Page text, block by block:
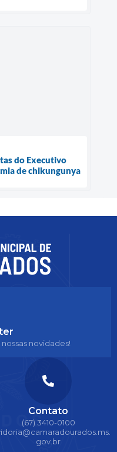
do Executivo
de chikungunya
novidades!
Contato
(67) 3410-0100
gov.br